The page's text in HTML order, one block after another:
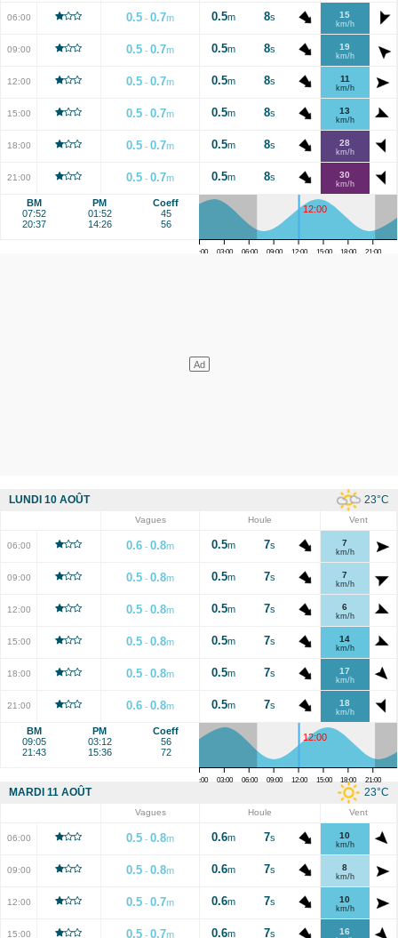
06:00 0.5 -0.7m 0.5m 8s 15
km/h
09:00 0.5 -0.7m 0.5m 8s 19
km/h
12:00 0.5 -0.7m 0.5m 8s 11
km/h
15:00 0.5 -0.7m 0.5m 8s 13
km/h
18:00 0.5 -0.7m 0.5m 8s 28
km/h
21:00 0.5 -0.7m 0.5m 8s 30
km/h
BM
07:52
20:37
PM
01:52
14:26
Coeff
45
56
12:00
00:00 03:00 06:00 09:00 12:00 15:00 18:00 21:00
23°C
LUNDI 10 AOÛT
Vagues Houle Vent
06:00 0.6 -0.8m 0.5m 7s 7
km/h
09:00 0.5 -0.8m 0.5m 7s 7
km/h
12:00 0.5 -0.8m 0.5m 7s 6
km/h
15:00 0.5 -0.8m 0.5m 7s 14
km/h
18:00 0.5 -0.8m 0.5m 7s 17
km/h
21:00 0.6 -0.8m 0.5m 7s 18
km/h
BM
09:05
21:43
PM
03:12
15:36
Coeff
56
72
12:00
00:00 03:00 06:00 09:00 12:00 15:00 18:00 21:00
23°C
MARDI 11 AOÛT
Vagues Houle Vent
06:00 0.5 -0.8m 0.6m 7s 10
km/h
09:00 0.5 -0.8m 0.6m 7s 8
km/h
12:00 0.5 -0.7m 0.6m 7s 10
km/h
15:00 0.5 -0.7m 0.6m 7s 16